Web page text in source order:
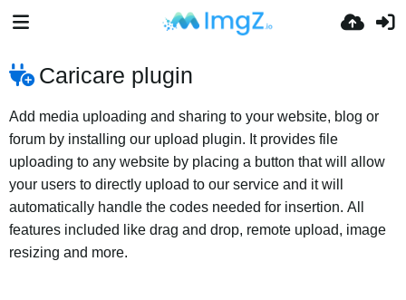
Caricare plugin
Add media uploading and sharing to your website, blog or
forum by installing our upload plugin. It provides file
uploading to any website by placing a button that will allow
your users to directly upload to our service and it will
automatically handle the codes needed for insertion. All
features included like drag and drop, remote upload, image
resizing and more.